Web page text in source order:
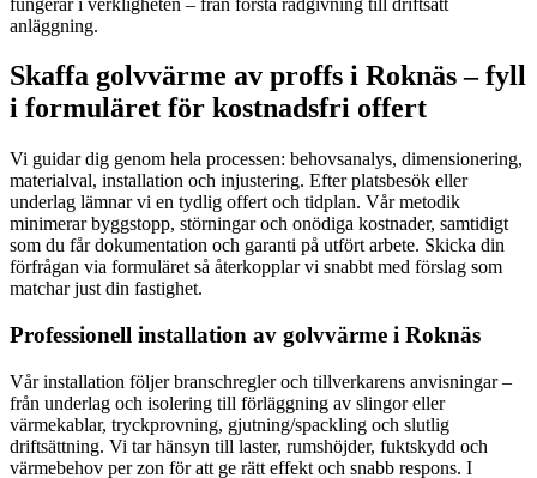
anläggning.
Skaffa golvvärme av proffs i Roknäs – fyll
i formuläret för kostnadsfri offert
Vi guidar dig genom hela processen: behovsanalys, dimensionering,
materialval, installation och injustering. Efter platsbesök eller
underlag lämnar vi en tydlig offert och tidplan. Vår metodik
minimerar byggstopp, störningar och onödiga kostnader, samtidigt
som du får dokumentation och garanti på utfört arbete. Skicka din
förfrågan via formuläret så återkopplar vi snabbt med förslag som
matchar just din fastighet.
Professionell installation av golvvärme i Roknäs
Vår installation följer branschregler och tillverkarens anvisningar –
från underlag och isolering till förläggning av slingor eller
värmekablar, tryckprovning, gjutning/spackling och slutlig
driftsättning. Vi tar hänsyn till laster, rumshöjder, fuktskydd och
värmebehov per zon för att ge rätt effekt och snabb respons. I